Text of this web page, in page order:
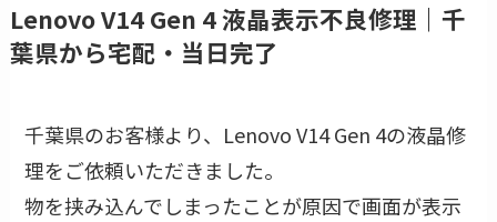
Lenovo V14 Gen 4 液晶表示不良修理｜千
葉県から宅配・当日完了
千葉県のお客様より、Lenovo V14 Gen 4の液晶修
理をご依頼いただきました。
物を挟み込んでしまったことが原因で画面が表示